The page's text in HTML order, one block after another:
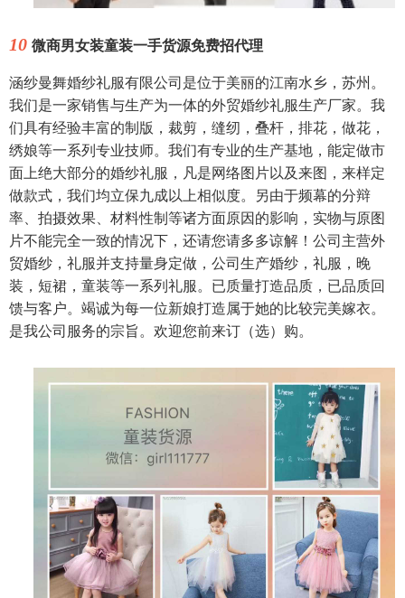
10 微商男女装童装一手货源免费招代理
涵纱曼舞婚纱礼服有限公司是位于美丽的江南水乡，苏州。
我们是一家销售与生产为一体的外贸婚纱礼服生产厂家。我
们具有经验丰富的制版，裁剪，缝纫，叠杆，排花，做花，
绣娘等一系列专业技师。我们有专业的生产基地，能定做市
面上绝大部分的婚纱礼服，凡是网络图片以及来图，来样定
做款式，我们均立保九成以上相似度。另由于频幕的分辩
率、拍摄效果、材料性制等诸方面原因的影响，实物与原图
片不能完全一致的情况下，还请您请多多谅解！公司主营外
贸婚纱，礼服并支持量身定做，公司生产婚纱，礼服，晚
装，短裙，童装等一系列礼服。已质量打造品质，已品质回
馈与客户。竭诚为每一位新娘打造属于她的比较完美嫁衣。
是我公司服务的宗旨。欢迎您前来订（选）购。